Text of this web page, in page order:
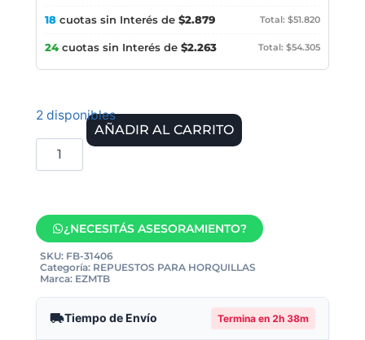
18 cuotas sin Interés de $2.879 Total: $51.820
24 cuotas sin Interés de $2.263 Total: $54.305
2 disponibles
AÑADIR AL CARRITO
¿NECESITÁS ASESORAMIENTO?
SKU: FB-31406
Categoría: REPUESTOS PARA HORQUILLAS
Marca: EZMTB
Tiempo de Envío Termina en 2h 38m